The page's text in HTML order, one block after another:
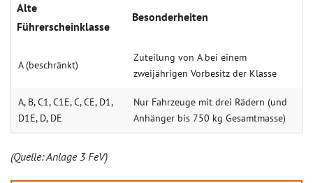
Alte
Führerscheinklasse
Besonderheiten
A (beschränkt)
Zuteilung von A bei einem
zweijährigen Vorbesitz der Klasse
A, B, C1, C1E, C, CE, D1,
D1E, D, DE
Nur Fahrzeuge mit drei Rädern (und
Anhänger bis 750 kg Gesamtmasse)
(Quelle: Anlage 3 FeV)